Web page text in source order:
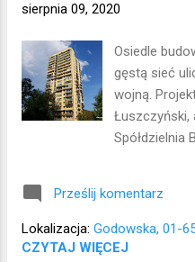
sierpnia 09, 2020
Osiedle
gęstą sieć
wojną.
Łuszczyński,
Spółdzielnia
"Warszawa"
Dlatego bloki
wyższych od
Prześlij komentarz
Lokalizacja: Godowska, 01-
CZYTAJ WIĘCEJ